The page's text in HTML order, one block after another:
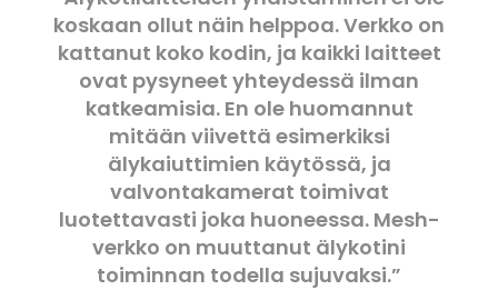
koskaan ollut näin helppoa. Verkko on
kattanut koko kodin, ja kaikki laitteet
ovat pysyneet yhteydessä ilman
katkeamisia. En ole huomannut
mitään viivettä esimerkiksi
älykaiuttimien käytössä, ja
valvontakamerat toimivat
luotettavasti joka huoneessa. Mesh-
verkko on muuttanut älykotini
toiminnan todella sujuvaksi.”